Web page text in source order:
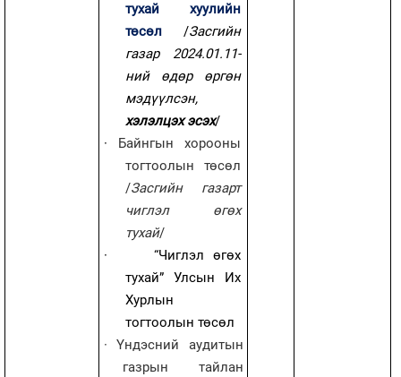
тухай хуулийн
төсөл/Засгийн
газар 2024.01.11-
ний өдөр өргөн
мэдүүлсэн,
хэлэлцэх эсэх/
·
Байнгын хорооны
тогтоолын төсөл
/Засгийн газарт
чиглэл өгөх
тухай/
·
“Чиглэл өгөх
тухай” Улсын Их
Хурлын
тогтоолын төсөл
·
Үндэсний аудитын
газрын тайлан